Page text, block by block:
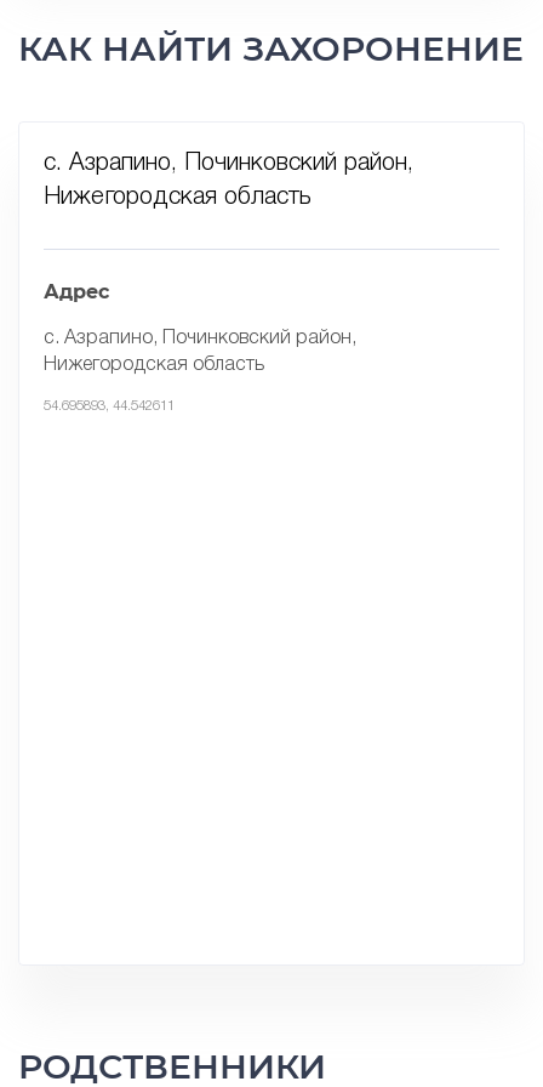
КАК НАЙТИ ЗАХОРОНЕНИЕ
с. Азрапино, Починковский район,
Нижегородская область
Адрес
с. Азрапино, Починковский район,
Нижегородская область
54.695893, 44.542611
РОДСТВЕННИКИ